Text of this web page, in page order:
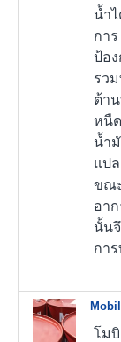
น้ำ
กา
ป้อ
รว
ต้า
หนื
น้ำ
แป
ขณ
อา
นั้น
กา
โม